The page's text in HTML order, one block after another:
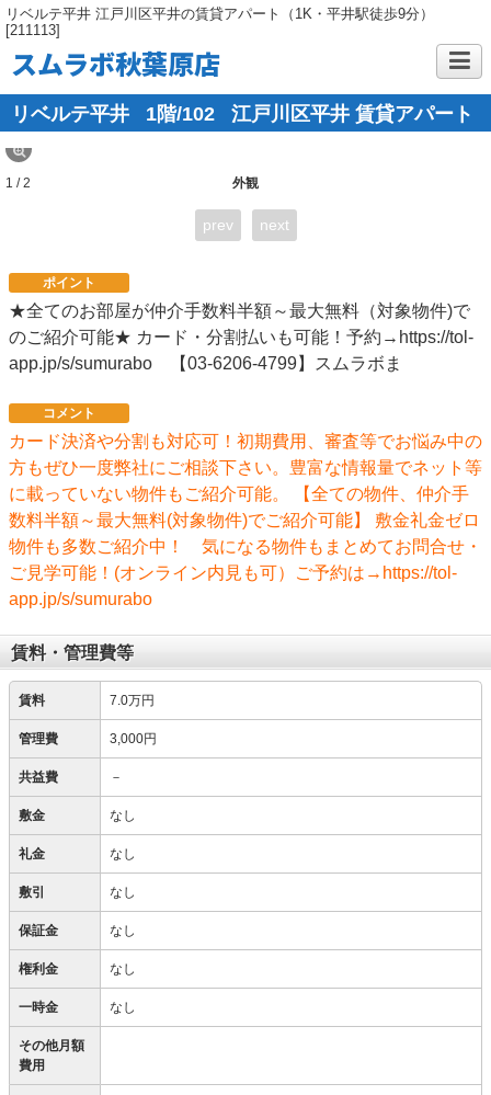
リベルテ平井 江戸川区平井の賃貸アパート（1K・平井駅徒歩9分）
[211113]
スムラボ秋葉原店
リベルテ平井 1階/102 江戸川区平井 賃貸アパート
外観
1 / 2
prev next
ポイント
★全てのお部屋が仲介手数料半額～最大無料（対象物件)で
のご紹介可能★ カード・分割払いも可能！予約→https://tol-
app.jp/s/sumurabo 【03-6206-4799】スムラボま
コメント
カード決済や分割も対応可！初期費用、審査等でお悩み中の
方もぜひ一度弊社にご相談下さい。豊富な情報量でネット等
に載っていない物件もご紹介可能。 【全ての物件、仲介手
数料半額～最大無料(対象物件)でご紹介可能】 敷金礼金ゼロ
物件も多数ご紹介中！ 気になる物件もまとめてお問合せ・
ご見学可能！(オンライン内見も可）ご予約は→https://tol-
app.jp/s/sumurabo
賃料・管理費等
賃料 7.0万円
管理費 3,000円
共益費 －
敷金 なし
礼金 なし
敷引 なし
保証金 なし
権利金 なし
一時金 なし
その他月額
費用